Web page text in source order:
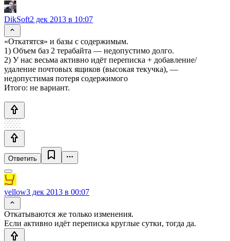
DikSoft2 дек 2013 в 10:07
«Откатятся» и базы с содержимым.
1) Объем баз 2 терабайта — недопустимо долго.
2) У нас весьма активно идёт переписка + добавление/
удаление почтовых ящиков (высокая текучка), —
недопустимая потеря содержимого
Итого: не вариант.
Ответить
yellow3 дек 2013 в 00:07
Откатываются же только изменения.
Если активно идёт переписка круглые сутки, тогда да.